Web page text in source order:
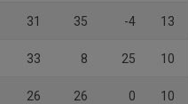
31 35 -4 13
33 8 25 10
26 26 0 10